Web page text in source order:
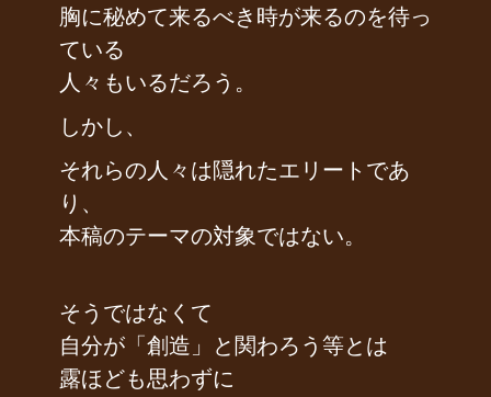
胸に秘めて来るべき時が来るのを待っ
ている
人々もいるだろう。
しかし、
それらの人々は隠れたエリートであ
り、
本稿のテーマの対象ではない。
そうではなくて
自分が「創造」と関わろう等とは
露ほども思わずに